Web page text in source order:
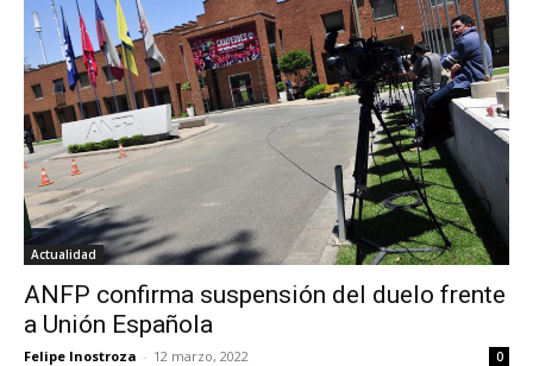
Actualidad
ANFP confirma suspensión del duelo frente
a Unión Española
Felipe Inostroza - 12 marzo, 2022 0